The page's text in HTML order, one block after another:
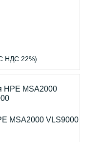
НДС 22%)
HPE MSA2000